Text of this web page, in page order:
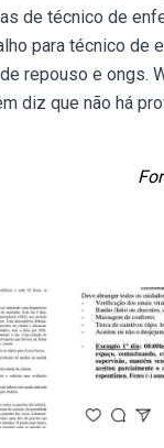
de técnico de
para técnico
repouso e ongs.
diz que não há